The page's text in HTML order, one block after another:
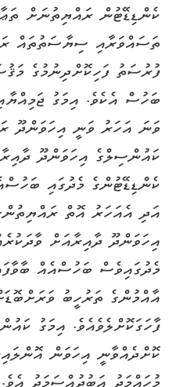
ކެންޑިޑޭޓުން ރައްޔިތުނަށް
ތަސައްވަރާއި ސިޔާސަތުތައް
ފުރުސަތު ފަހިކޮށްދިނުމުގެ
ވަނަ އަހަރު ވަނީ އިހަވަންދޫ
ކައުންސިލްގެ އިހަވަންދޫ
ކެންޑިޑޭޓުންގެ މެދުގައި
އަދި އެއަހަރު އޮތް
އިހަވަންދޫ ދާއިރާއަށް
މެދުގައިވެސް ބަހުސްއެއް
އާއްމުންގެ ތަރުހީބު
ފާހަގަކޮށްލެވެއެވެ. އިމަގު
ކޮށްދެއްވާނީ އިހަވަން